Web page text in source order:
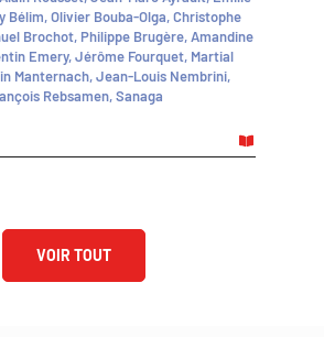
Bélim, Olivier Bouba-Olga, Christophe
Brochot, Philippe Brugère, Amandine
Emery, Jérôme Fourquet, Martial
Manternach, Jean-Louis Nembrini,
Rebsamen, Sanaga
VOIR TOUT